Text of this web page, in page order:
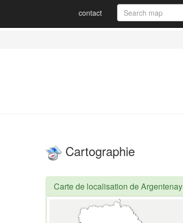
contact
Cartographie
Carte de localisation de Argentenay